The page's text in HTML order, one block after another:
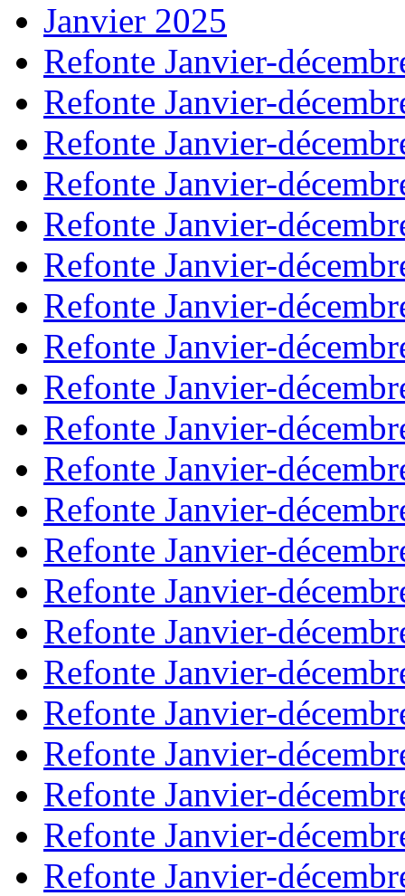
Janvier 2025
Refonte Janvier-
Refonte Janvier-
Refonte Janvier-
Refonte Janvier-
Refonte Janvier-
Refonte Janvier-
Refonte Janvier-
Refonte Janvier-
Refonte Janvier-
Refonte Janvier-
Refonte Janvier-
Refonte Janvier-
Refonte Janvier-
Refonte Janvier-
Refonte Janvier-
Refonte Janvier-
Refonte Janvier-
Refonte Janvier-
Refonte Janvier-
Refonte Janvier-
Refonte Janvier-